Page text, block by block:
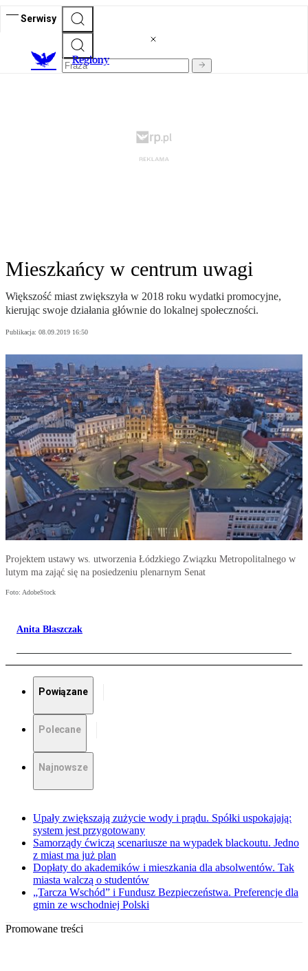
Serwisy
Regiony
Mieszkańcy w centrum uwagi
Większość miast zwiększyła w 2018 roku wydatki promocyjne,
kierując swoje działania głównie do lokalnej społeczności.
Publikacja: 08.09.2019 16:50
Projektem ustawy ws. utworzenia Łódzkiego Związku Metropolitalnego w
lutym ma zająć się na posiedzeniu plenarnym Senat
Foto: AdobeStock
Anita Błaszczak
Powiązane
Polecane
Najnowsze
Upały zwiększają zużycie wody i prądu. Spółki uspokajają:
system jest przygotowany
Samorządy ćwiczą scenariusze na wypadek blackoutu. Jedno
z miast ma już plan
Dopłaty do akademików i mieszkania dla absolwentów. Tak
miasta walczą o studentów
„Tarcza Wschód” i Fundusz Bezpieczeństwa. Preferencje dla
gmin ze wschodniej Polski
Promowane treści